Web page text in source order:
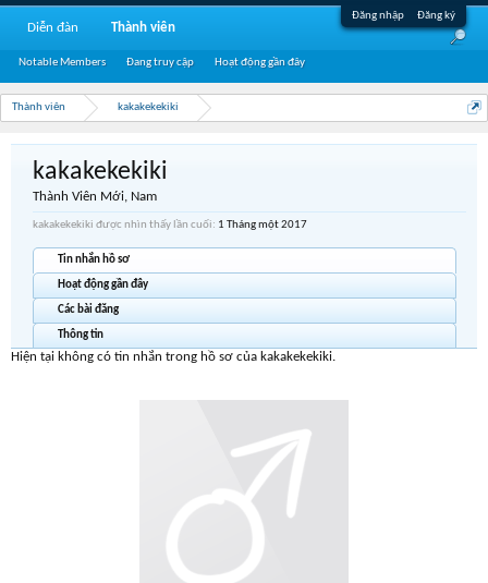
Đăng nhập Đăng ký
Thành viên kakakekekiki
kakakekekiki
Thành Viên Mới, Nam
kakakekekiki được nhìn thấy lần cuối: 1 Tháng một 2017
Tin nhắn hồ sơ
Hoạt động gần đây
Các bài đăng
Thông tin
Hiện tại không có tin nhắn trong hồ sơ của kakakekekiki.
Diễn đàn Thành viên
Notable Members Đang truy cập Hoạt động gần đây